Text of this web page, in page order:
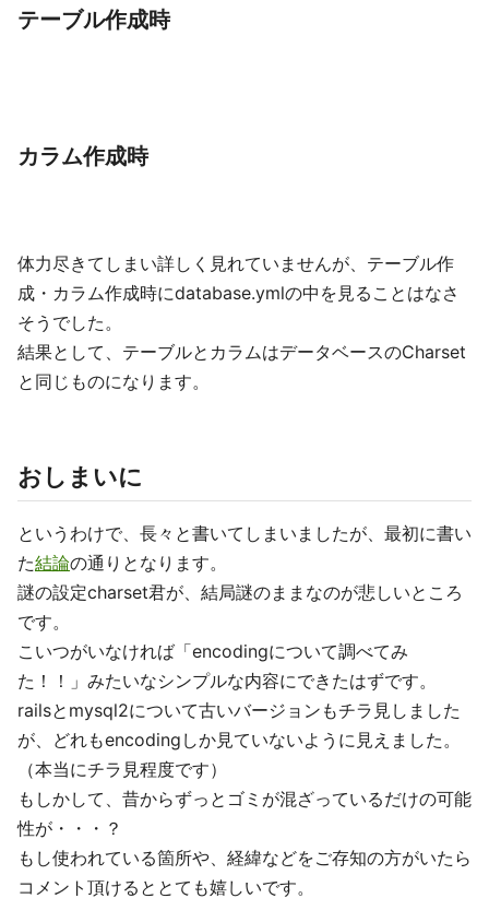
テーブル作成時
カラム作成時
体力尽きてしまい詳しく見れていませんが、テーブル作
成・カラム作成時にdatabase.ymlの中を見ることはなさ
そうでした。
結果として、テーブルとカラムはデータベースのCharset
と同じものになります。
おしまいに
というわけで、長々と書いてしまいましたが、最初に書い
た結論の通りとなります。
謎の設定charset君が、結局謎のままなのが悲しいところ
です。
こいつがいなければ「encodingについて調べてみ
た！！」みたいなシンプルな内容にできたはずです。
railsとmysql2について古いバージョンもチラ見しました
が、どれもencodingしか見ていないように見えました。
（本当にチラ見程度です）
もしかして、昔からずっとゴミが混ざっているだけの可能
性が・・・？
もし使われている箇所や、経緯などをご存知の方がいたら
コメント頂けるととても嬉しいです。